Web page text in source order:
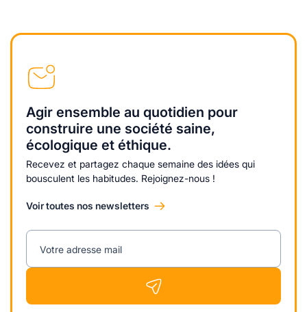
Agir ensemble au quotidien pour
construire une société saine,
écologique et éthique.
Recevez et partagez chaque semaine des idées qui
bousculent les habitudes. Rejoignez-nous !
Voir toutes nos newsletters
Votre adresse mail